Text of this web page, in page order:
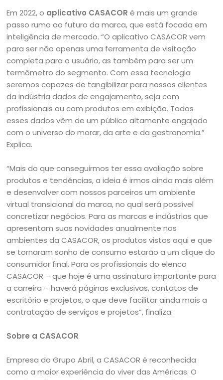
Em 2022, o aplicativo CASACOR é mais um grande
passo rumo ao futuro da marca, que está focada em
inteligência de mercado. “O aplicativo CASACOR vem
para ser não apenas uma ferramenta de visitação
completa para o usuário, as também para ser um
termômetro do segmento. Com essa tecnologia
seremos capazes de tangibilizar para nossos clientes
da indústria dados de engajamento, seja com
profissionais ou com produtos em exibição. Todos
esses dados vêm de um público altamente engajado
com o universo do morar, da arte e da gastronomia.”
Explica.
“Mais do que conseguirmos ter essa avaliação sobre
produtos e tendências, a ideia é irmos ainda mais além
e desenvolver com nossos parceiros um ambiente
virtual transicional da marca, no qual será possível
concretizar negócios. Para as marcas e indústrias que
apresentam suas novidades anualmente nos
ambientes da CASACOR, os produtos vistos aqui e que
se tornaram sonho de consumo estarão a um clique do
consumidor final. Para os profissionais do elenco
CASACOR – que hoje é uma assinatura importante para
a carreira – haverá páginas exclusivas, contatos de
escritório e projetos, o que deve facilitar ainda mais a
contratação de serviços e projetos”, finaliza.
Sobre a CASACOR
Empresa do Grupo Abril, a CASACOR é reconhecida
como a maior experiência do viver das Américas. O